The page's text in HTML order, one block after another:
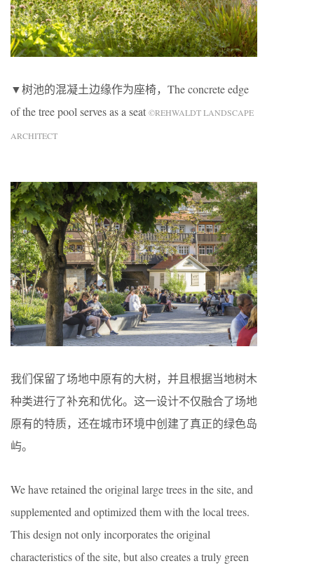
▼树池的混凝土边缘作为座椅，The concrete edge
of the tree pool serves as a seat ©REHWALDT LANDSCAPE
ARCHITECT
我们保留了场地中原有的大树，并且根据当地树木
种类进行了补充和优化。这一设计不仅融合了场地
原有的特质，还在城市环境中创建了真正的绿色岛
屿。
We have retained the original large trees in the site, and
supplemented and optimized them with the local trees.
This design not only incorporates the original
characteristics of the site, but also creates a truly green